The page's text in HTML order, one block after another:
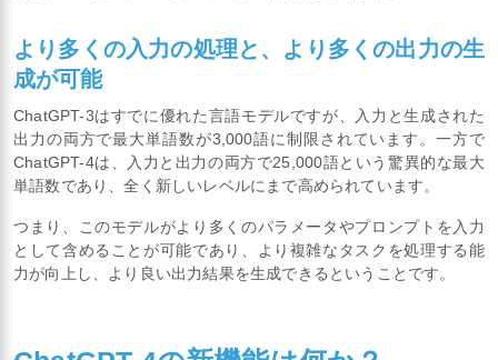
より多くの入力の処理と、より多くの出力の生
成が可能
ChatGPT-3はすでに優れた言語モデルですが、入力と生成された
出力の両方で最大単語数が3,000語に制限されています。一方で
ChatGPT-4は、入力と出力の両方で25,000語という驚異的な最大
単語数であり、全く新しいレベルにまで高められています。
つまり、このモデルがより多くのパラメータやプロンプトを入力
として含めることが可能であり、より複雑なタスクを処理する能
力が向上し、より良い出力結果を生成できるということです。